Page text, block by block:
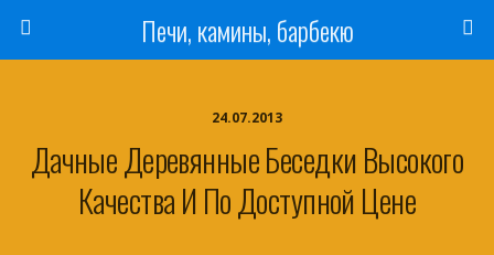
Печи, камины, барбекю
24.07.2013
Дачные Деревянные Беседки Высокого
Качества И По Доступной Цене